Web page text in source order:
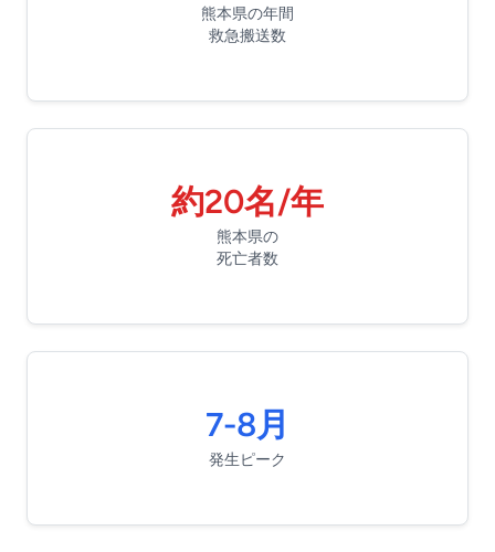
熊本県の年間
救急搬送数
約20名/年
熊本県の
死亡者数
7-8月
発生ピーク